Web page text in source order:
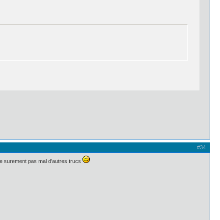
#34
surement pas mal d'autres trucs